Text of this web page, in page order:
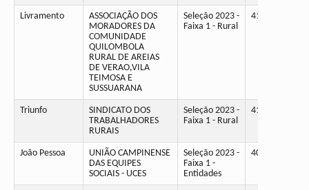
Livramento
ASSOCIAÇÃO DOS
MORADORES DA
COMUNIDADE
QUILOMBOLA
RURAL DE AREIAS
DE VERAO,VILA
TEIMOSA E
SUSSUARANA
Seleção 2023 -
Faixa 1 - Rural
41
Triunfo
SINDICATO DOS
TRABALHADORES
RURAIS
Seleção 2023 -
Faixa 1 - Rural
41
João Pessoa
UNIÃO CAMPINENSE
DAS EQUIPES
SOCIAIS - UCES
Seleção 2023 -
Faixa 1 -
Entidades
40